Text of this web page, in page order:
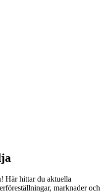
Här hittar du aktuella
marknader och